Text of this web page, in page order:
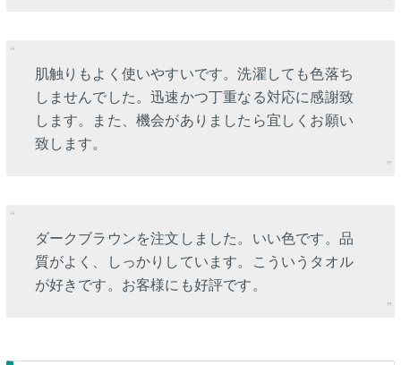
肌触りもよく使いやすいです。洗濯しても色落ち
しませんでした。迅速かつ丁重なる対応に感謝致
します。また、機会がありましたら宜しくお願い
致します。
ダークブラウンを注文しました。いい色です。品
質がよく、しっかりしています。こういうタオル
が好きです。お客様にも好評です。